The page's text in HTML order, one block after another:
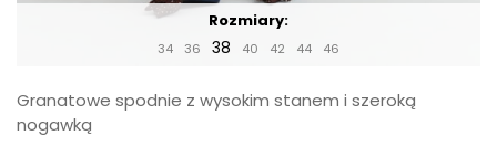
Rozmiary:
34 36 38 40 42 44 46
Granatowe spodnie z wysokim stanem i szeroką
nogawką